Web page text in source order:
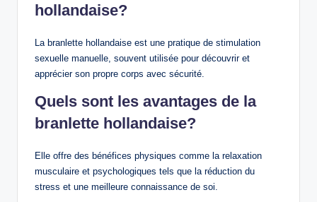
hollandaise?
La branlette hollandaise est une pratique de stimulation
sexuelle manuelle, souvent utilisée pour découvrir et
apprécier son propre corps avec sécurité.
Quels sont les avantages de la
branlette hollandaise?
Elle offre des bénéfices physiques comme la relaxation
musculaire et psychologiques tels que la réduction du
stress et une meilleure connaissance de soi.